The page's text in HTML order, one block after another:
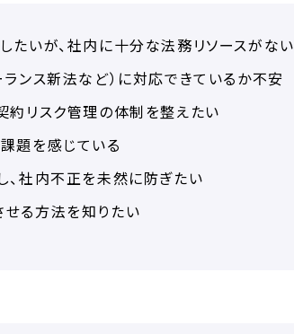
たいが、社内に十分な法務リソースがない
ンス新法など）に対応できているか不安
約リスク管理の体制を整えたい
題を感じている
、社内不正を未然に防ぎたい
る方法を知りたい